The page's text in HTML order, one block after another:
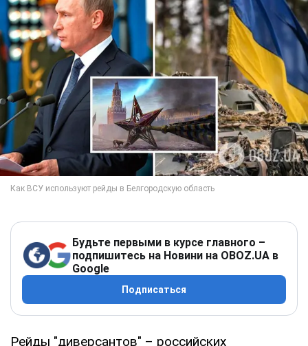
Будьте первыми в курсе главного –
подпишитесь на Новини на OBOZ.UA в
Google
Подписаться
Рейды "диверсантов" – российских